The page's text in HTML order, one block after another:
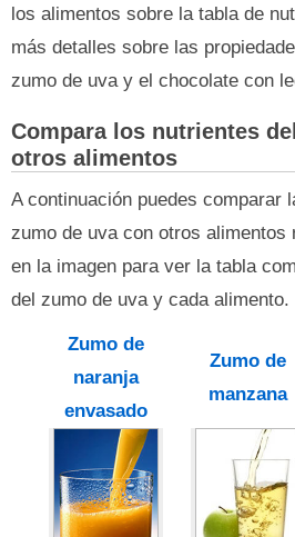
los alimentos sobre la tabla de
más detalles sobre las
zumo de uva y el chocolate con
Compara los nutrientes
otros alimentos
A continuación puedes comparar
zumo de uva con otros
en la imagen para ver la tabla
del zumo de uva y cada alimento.
Zumo de
naranja
envasado
Zumo de
manzana